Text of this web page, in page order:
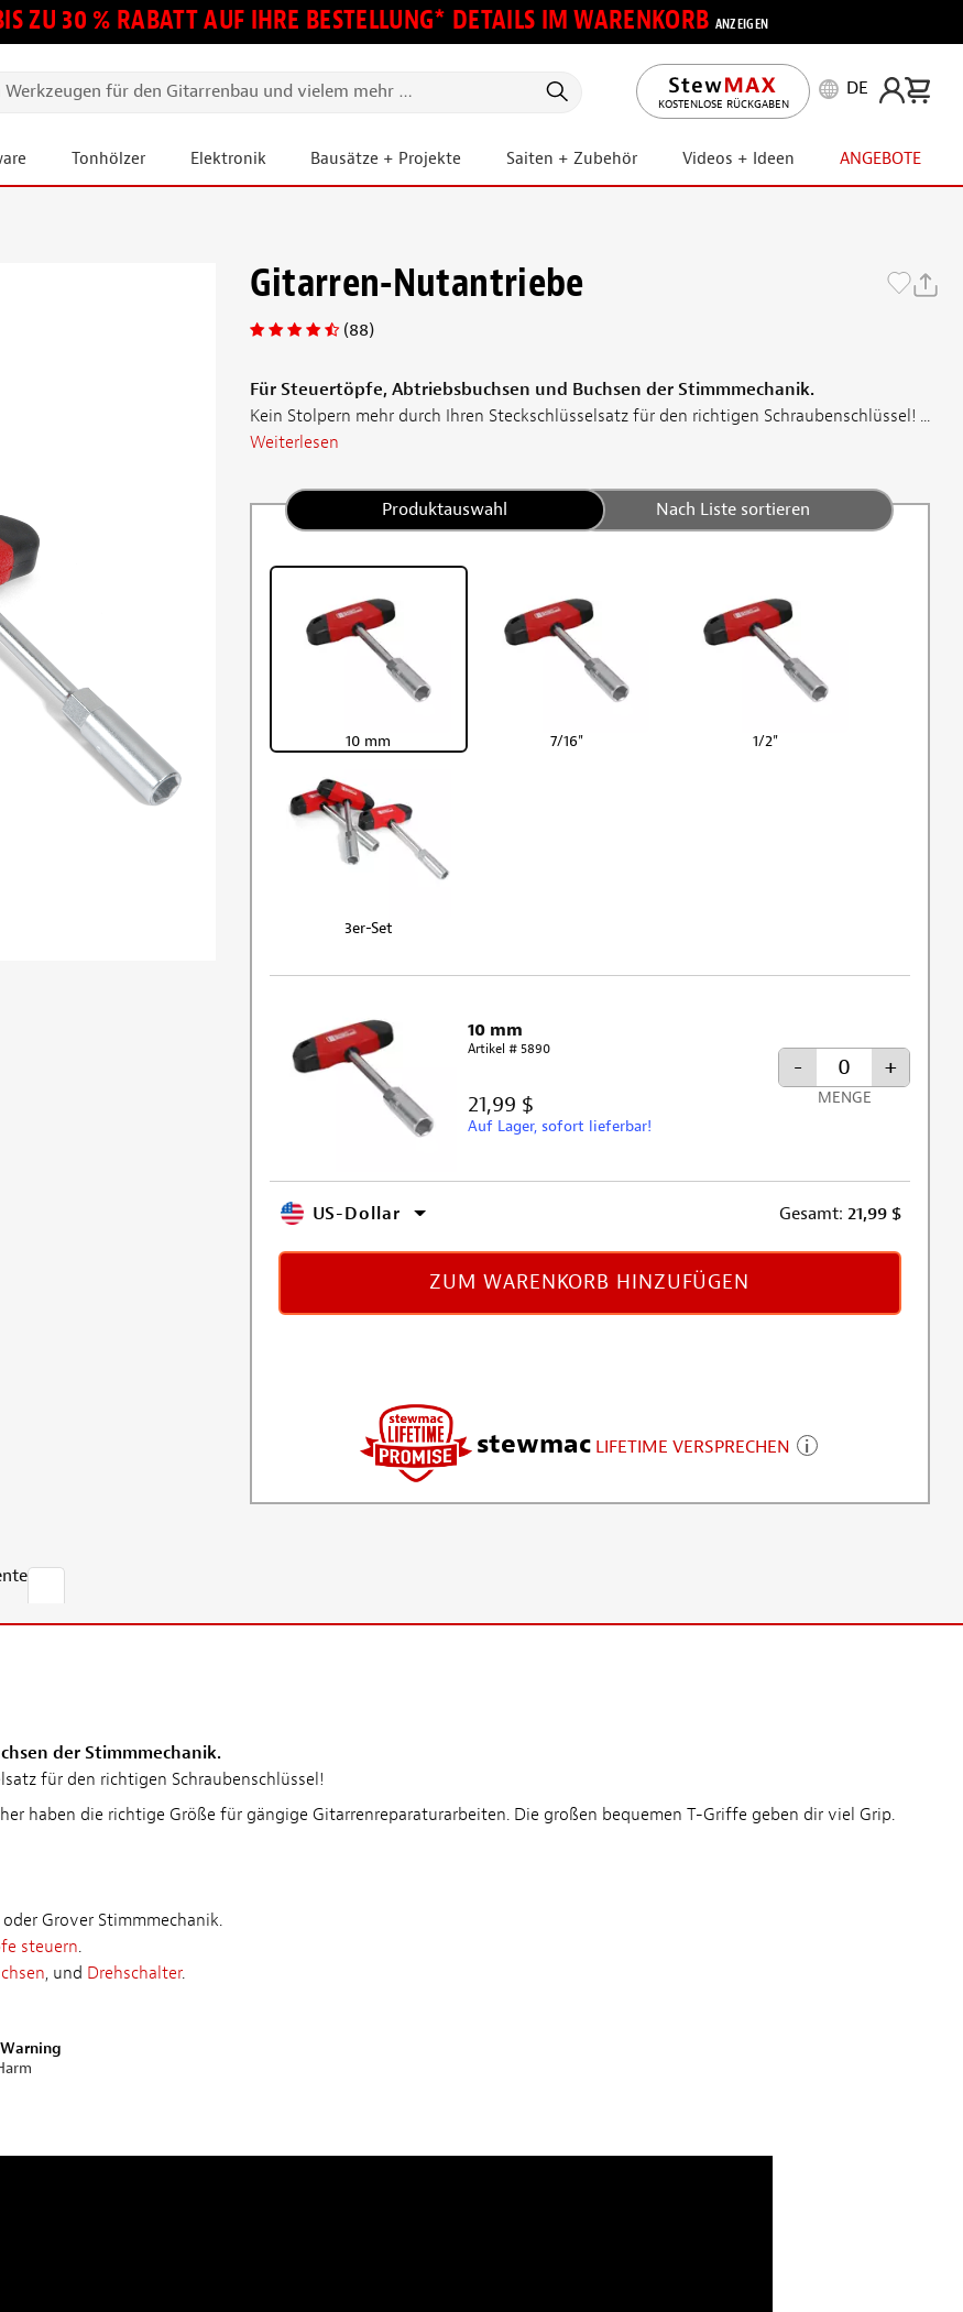
ZU 30 % RABATT AUF IHRE BESTELLUNG* DETAILS IM WARENKORB ANZEIGEN
KOSTENLOSE RÜCKGABEN
DE
Tonhölzer Elektronik Bausätze + Projekte Saiten + Zubehör Videos + Ideen ANGEBOTE
Gitarren-Nutantriebe
(88)
Für Steuertöpfe, Abtriebsbuchsen und Buchsen der Stimmmechanik.
Kein Stolpern mehr durch Ihren Steckschlüsselsatz für den richtigen Schraubenschlüssel! ...
Weiterlesen
Produktauswahl Nach Liste sortieren
10 mm 7/16" 1/2"
3er-Set
10 mm
Artikel # 5890
21,99 $
Auf Lager, sofort lieferbar!
- +
MENGE
US-Dollar Gesamt: 21,99 $
ZUM WARENKORB HINZUFÜGEN
stewmac LIFETIME VERSPRECHEN
der Stimmmechanik.
für den richtigen Schraubenschlüssel!
haben die richtige Größe für gängige Gitarrenreparaturarbeiten. Die großen bequemen T-Griffe geben dir viel Grip.
Grover Stimmmechanik.
steuern.
, und Drehschalter.